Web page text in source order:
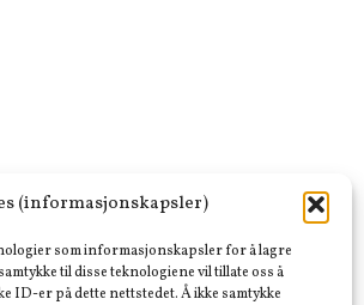
(informasjonskapsler)
som informasjonskapsler for å lagre
til disse teknologiene vil tillate oss å
ID-er på dette nettstedet. Å ikke samtykke